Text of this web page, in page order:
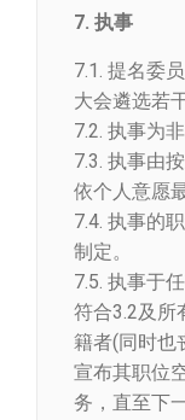
7. 执事
7.1. 提名委
大会遴选若
7.2. 执事为
7.3. 执事由
依个人意愿
7.4. 执事的
制定。
7.5. 执事于
符合3.2及所
籍者(同时也
宣布其职位
务，直至下